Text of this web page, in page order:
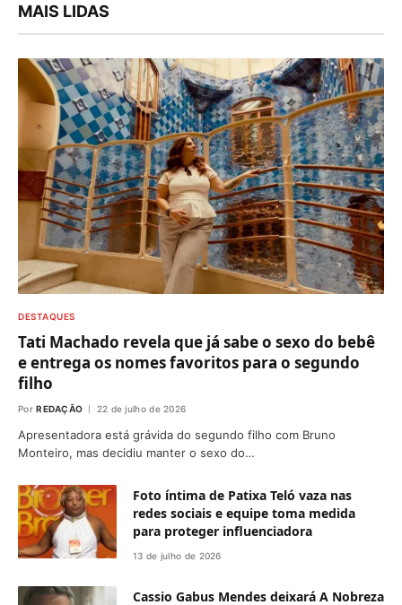
MAIS LIDAS
DESTAQUES
Tati Machado revela que já sabe o sexo do bebê
e entrega os nomes favoritos para o segundo
filho
Por REDAÇÃO 22 de julho de 2026
Apresentadora está grávida do segundo filho com Bruno
Monteiro, mas decidiu manter o sexo do…
Foto íntima de Patixa Teló vaza nas
redes sociais e equipe toma medida
para proteger influenciadora
13 de julho de 2026
Cassio Gabus Mendes deixará A Nobreza